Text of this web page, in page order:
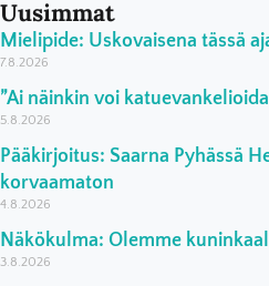
Uusimmat
Mielipide: Uskovaisena tässä
7.8.2026
”Ai näinkin voi
5.8.2026
Pääkirjoitus: Saarna Pyhässä
korvaamaton
4.8.2026
Näkökulma: Olemme
3.8.2026